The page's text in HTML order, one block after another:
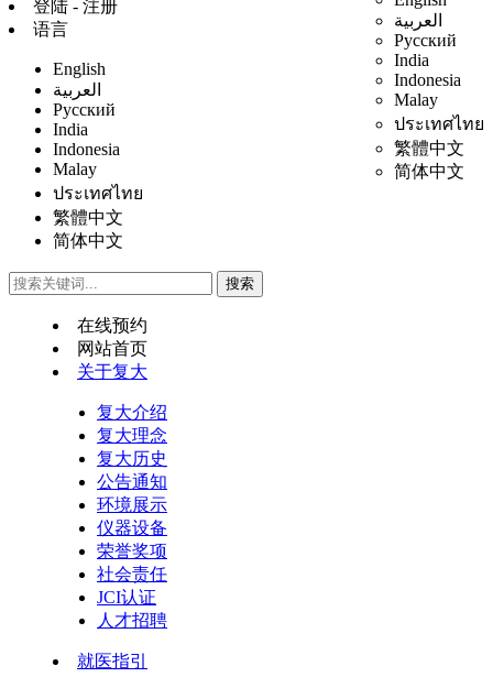
العربية
Русский
India
Indonesia
Malay
ประเทศไทย
繁體中文
简体中文
登陆 - 注册
语言
English
العربية
Русский
India
Indonesia
Malay
ประเทศไทย
繁體中文
简体中文
在线预约
网站首页
关于复大
复大介绍
复大理念
复大历史
公告通知
环境展示
仪器设备
荣誉奖项
社会责任
JCI认证
人才招聘
就医指引